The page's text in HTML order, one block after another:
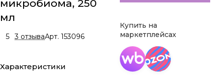
микробиома, 250
мл
5 3 отзываАрт. 153096
Характеристики
Купить на
маркетплейсах